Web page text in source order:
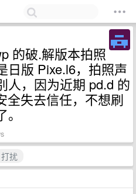
的破.解版本拍照
日版 Pixe.l6，拍照声
人，因为近期 pd.d 的
全失去信任，不想刷
打扰